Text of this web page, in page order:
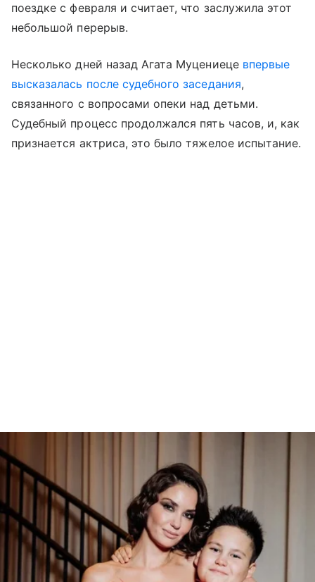
поездке с февраля и считает, что заслужила этот
небольшой перерыв.
Несколько дней назад Агата Муцениеце впервые
высказалась после судебного заседания,
связанного с вопросами опеки над детьми.
Судебный процесс продолжался пять часов, и, как
признается актриса, это было тяжелое испытание.